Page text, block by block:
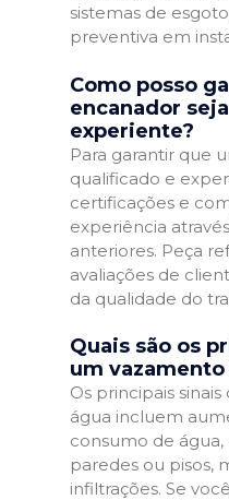
sistemas de
preventiva em
Como posso
encanador
experiente?
Para garantir que
qualificado e
certificações e
experiência
anteriores. Peça
avaliações de
da qualidade do
Quais são os
um vazamento
Os principais
água incluem
consumo de
paredes ou pisos,
infiltrações. Se